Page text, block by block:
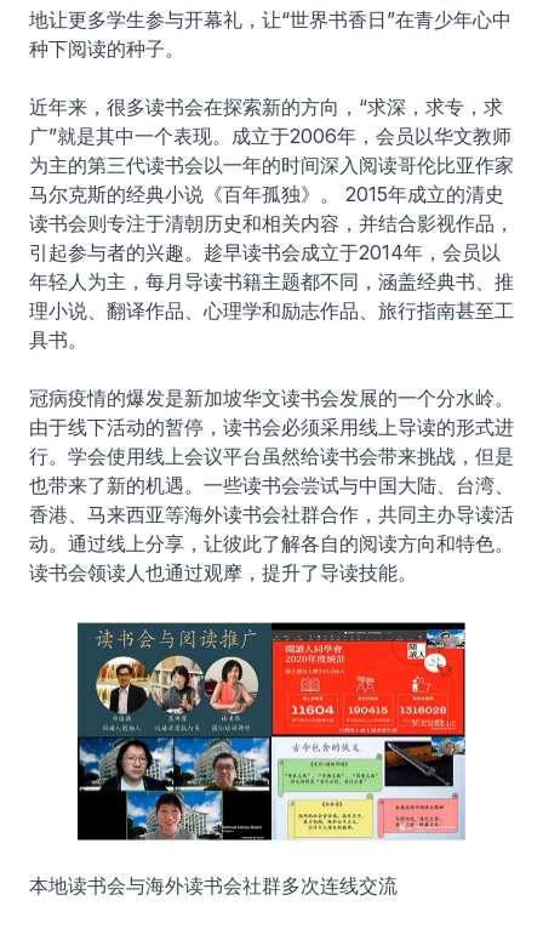
地让更多学生参与开幕礼，让“世界书香日”在青少年心中
种下阅读的种子。
近年来，很多读书会在探索新的方向，“求深，求专，求
广”就是其中一个表现。成立于2006年，会员以华文教师
为主的第三代读书会以一年的时间深入阅读哥伦比亚作家
马尔克斯的经典小说《百年孤独》。 2015年成立的清史
读书会则专注于清朝历史和相关内容，并结合影视作品，
引起参与者的兴趣。趁早读书会成立于2014年，会员以
年轻人为主，每月导读书籍主题都不同，涵盖经典书、推
理小说、翻译作品、心理学和励志作品、旅行指南甚至工
具书。
冠病疫情的爆发是新加坡华文读书会发展的一个分水岭。
由于线下活动的暂停，读书会必须采用线上导读的形式进
行。学会使用线上会议平台虽然给读书会带来挑战，但是
也带来了新的机遇。一些读书会尝试与中国大陆、台湾、
香港、马来西亚等海外读书会社群合作，共同主办导读活
动。通过线上分享，让彼此了解各自的阅读方向和特色。
读书会领读人也通过观摩，提升了导读技能。
本地读书会与海外读书会社群多次连线交流